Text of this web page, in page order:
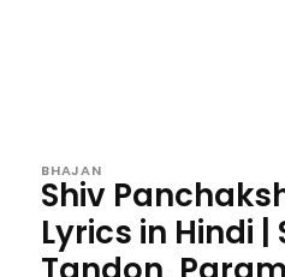
BHAJAN
Shiv
Lyrics in Hindi |